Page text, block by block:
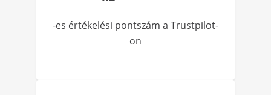
-es értékelési pontszám a Trustpilot-
on